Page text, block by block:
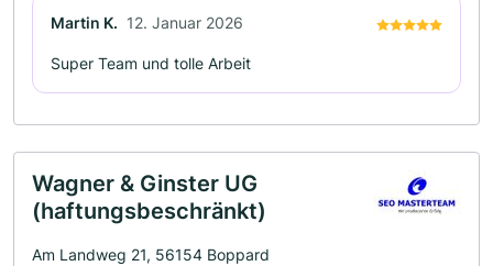
Martin K. 12. Januar 2026
Super Team und tolle Arbeit
Wagner & Ginster UG
(haftungsbeschränkt)
Am Landweg 21, 56154 Boppard